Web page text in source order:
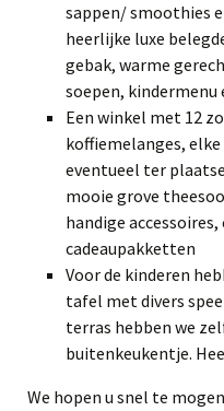
sappen/ smoothies
heerlijke luxe
gebak, warme
soepen, kindermenu
Een winkel met 12
koffiemelanges,
eventueel ter
mooie grove
handige
cadeaupakketten
Voor de kinderen
tafel met divers
terras hebben we
buitenkeukentje.
We hopen u snel te